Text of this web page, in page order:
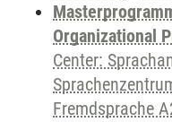
Organizational
Center:
Fremdsprache